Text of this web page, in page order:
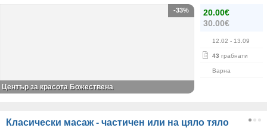
20.00€
30.00€
12.02 - 13.09
43 грабнати
Варна
-33%
Център за красота Божествена
Класически масаж - частичен или на цяло тяло